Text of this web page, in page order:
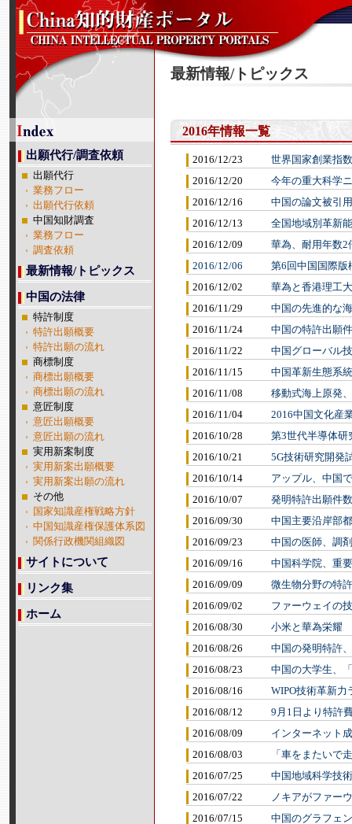
最新情報/トピックス
2016年情報一覧
2016/12/23
世界国家創業指
2016/12/20
今年の重大科学
2016/12/16
中国の論文被引
2016/12/13
全国地域別革新
2016/12/09
華為、耐用年数2
2016/12/06
第6回中国国際版
2016/12/02
華為と香港理工
2016/11/29
中国の先進的な
2016/11/24
中国の特許出願
2016/11/22
中国グローバル
2016/11/15
中国革新生態系
2016/11/08
移動式海上原発
2016/11/04
2016中国文化産
2016/10/28
第3世代半導体研
2016/10/21
5G技術研究開発
2016/10/14
アップル、中国
2016/10/07
発明特許出願件
2016/09/30
中国主要沿岸部
2016/09/23
中国の医師、調
2016/09/16
中国科学院、重
2016/09/09
微生物分野の特
2016/09/02
ファーウェイの
2016/08/30
小米と華為栄耀
2016/08/26
中国の発明特許
2016/08/23
中国の大学生、
2016/08/16
WIPO技術革新
2016/08/12
9月1日より特許
2016/08/09
インターネット
2016/08/03
「車をまたいで
2016/07/25
中国地域科学技
2016/07/22
ノキアがファー
2016/07/15
中国のグラフェ
出願代行/調査依頼
出願代行
業務フロー
出願代行依頼
中国知財調査
業務フロー
調査依頼
最新情報/トピックス
中国の法律
特許制度
特許出願概要
特許出願の流れ
商標制度
商標出願概要
商標出願の流れ
意匠制度
意匠出願概要
意匠出願の流れ
実用新案制度
実用新案出願概要
実用新案出願の流れ
その他
国家知識産権戦略方針
中国知識産権保護体系図
関係行政機関組織図
サイトについて
リンク集
ホーム